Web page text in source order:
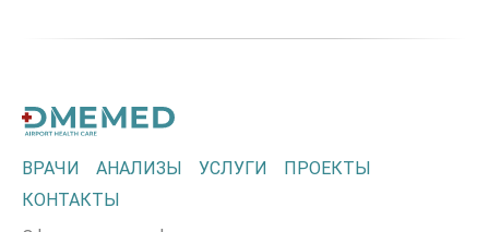
ВРАЧИ АНАЛИЗЫ УСЛУГИ
ПРОЕКТЫ
КОНТАКТЫ